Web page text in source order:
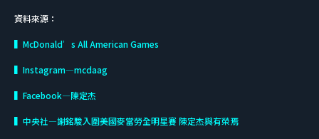
資料來源：
▍McDonald’s All American Games
▍Instagram—mcdaag
▍Facebook—陳定杰
▍中央社—謝銘駿入圍美國麥當勞全明星賽 陳定杰與有榮焉